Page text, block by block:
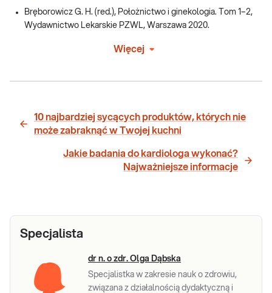
Bręborowicz G. H. (red.), Położnictwo i ginekologia. Tom 1–2,
Wydawnictwo Lekarskie PZWL, Warszawa 2020.
Więcej
10 najbardziej sycących produktów, których nie
może zabraknąć w Twojej kuchni
Jakie badania do kardiologa wykonać?
Najważniejsze informacje
Specjalista
dr n. o zdr. Olga Dąbska
Specjalistka w zakresie nauk o zdrowiu,
związana z działalnością dydaktyczną i